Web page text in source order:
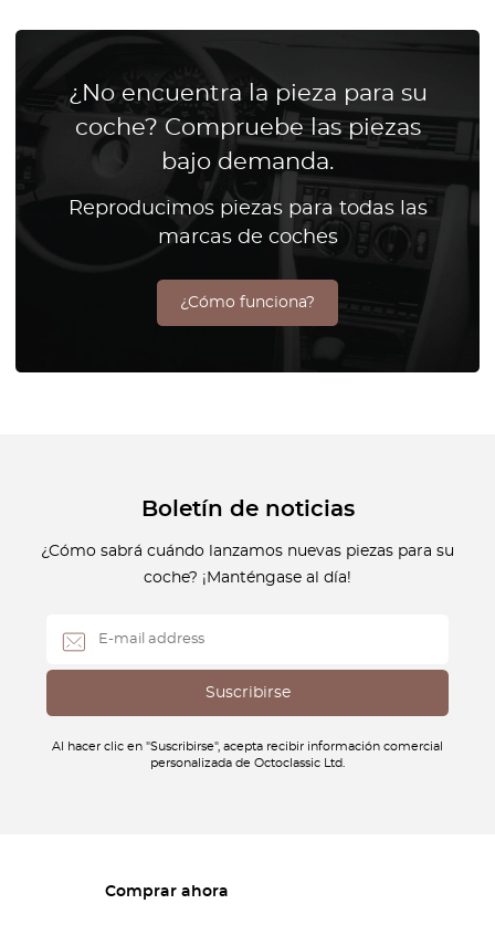
¿No encuentra la pieza para su
coche? Compruebe las piezas
bajo demanda.
Reproducimos piezas para todas las
marcas de coches
¿Cómo funciona?
Boletín de noticias
¿Cómo sabrá cuándo lanzamos nuevas piezas para su
coche? ¡Manténgase al día!
Al hacer clic en "Suscribirse", acepta recibir información comercial
personalizada de Octoclassic Ltd.
Comprar ahora